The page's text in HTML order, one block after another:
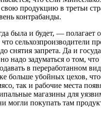
продукцию в третьи
контрабанды.
была и будет, —
сельхозпроизводители
снятия запрета. Да и
надо задуматься о том,
в переработанном
больше убойных цехов,
так и рабочие места
магазины для
могли покупать там